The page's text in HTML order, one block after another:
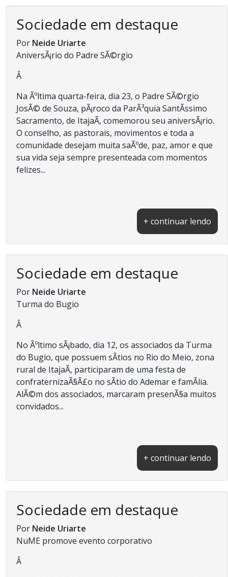
Sociedade em destaque
Por Neide Uriarte
AniversÃ¡rio do Padre SÃ©rgio
Â
Na Ãºltima quarta-feira, dia 23, o Padre SÃ©rgio
JosÃ© de Souza, pÃ¡roco da ParÃ³quia SantÃ­ssimo
Sacramento, de ItajaÃ­, comemorou seu aniversÃ¡rio.
O conselho, as pastorais, movimentos e toda a
comunidade desejam muita saÃºde, paz, amor e que
sua vida seja sempre presenteada com momentos
felizes...
+ continuar lendo
Sociedade em destaque
Por Neide Uriarte
Turma do Bugio
Â
No Ãºltimo sÃ¡bado, dia 12, os associados da Turma
do Bugio, que possuem sÃ­tios no Rio do Meio, zona
rural de ItajaÃ­, participaram de uma festa de
confraternizaÃ§Ã£o no sÃ­tio do Ademar e famÃ­lia.
AlÃ©m dos associados, marcaram presenÃ§a muitos
convidados...
+ continuar lendo
Sociedade em destaque
Por Neide Uriarte
NuME promove evento corporativo
Â